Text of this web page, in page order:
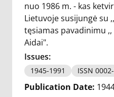
nuo 1986 m. - kas
Lietuvoje susijungė su
tęsiamas pavadinimu
Aidai".
Issues:
1945-1991 ISSN
Publication Date: